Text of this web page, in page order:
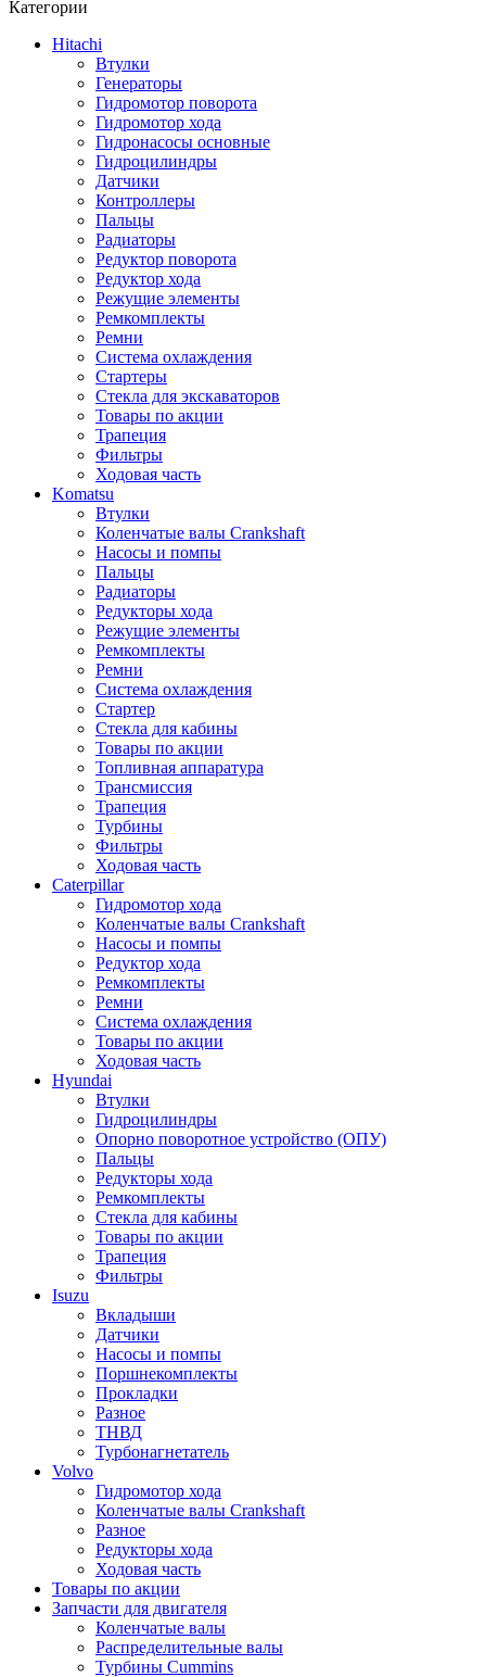
Категории
Hitachi
Втулки
Генераторы
Гидромотор поворота
Гидромотор хода
Гидронасосы основные
Гидроцилиндры
Датчики
Контроллеры
Пальцы
Радиаторы
Редуктор поворота
Редуктор хода
Режущие элементы
Ремкомплекты
Ремни
Система охлаждения
Стартеры
Стекла для экскаваторов
Товары по акции
Трапеция
Фильтры
Ходовая часть
Komatsu
Втулки
Коленчатые валы Crankshaft
Насосы и помпы
Пальцы
Радиаторы
Редукторы хода
Режущие элементы
Ремкомплекты
Ремни
Система охлаждения
Стартер
Стекла для кабины
Товары по акции
Топливная аппаратура
Трансмиссия
Трапеция
Турбины
Фильтры
Ходовая часть
Caterpillar
Гидромотор хода
Коленчатые валы Crankshaft
Насосы и помпы
Редуктор хода
Ремкомплекты
Ремни
Система охлаждения
Товары по акции
Ходовая часть
Hyundai
Втулки
Гидроцилиндры
Опорно поворотное устройство (ОПУ)
Пальцы
Редукторы хода
Ремкомплекты
Стекла для кабины
Товары по акции
Трапеция
Фильтры
Isuzu
Вкладыши
Датчики
Насосы и помпы
Поршнекомплекты
Прокладки
Разное
ТНВД
Турбонагнетатель
Volvo
Гидромотор хода
Коленчатые валы Crankshaft
Разное
Редукторы хода
Ходовая часть
Товары по акции
Запчасти для двигателя
Коленчатые валы
Распределительные валы
Турбины Cummins